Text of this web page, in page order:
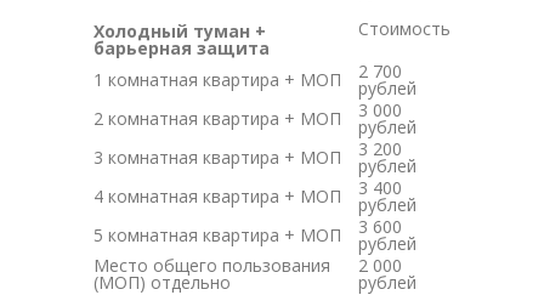
Холодный туман +
барьерная защита
Стоимость
1 комнатная квартира + МОП 2 700
рублей
2 комнатная квартира + МОП
3 000
рублей
3 комнатная квартира + МОП
3 200
рублей
4 комнатная квартира + МОП
3 400
рублей
5 комнатная квартира + МОП
3 600
рублей
Место общего пользования
(МОП) отдельно
2 000
рублей